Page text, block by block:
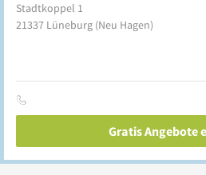
Stadtkoppel 1
21337 Lüneburg (Neu Hagen)
Gratis Angebote